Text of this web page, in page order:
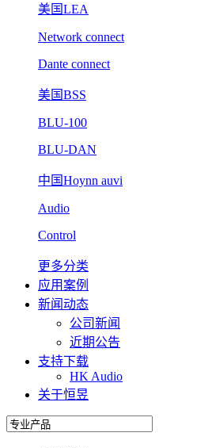
美国LEA
Network connect
Dante connect
美国BSS
BLU-100
BLU-DAN
中国Hoynn auvi
Audio
Control
更多分类
应用案例
新闻动态
公司新闻
近期公告
支持下载
HK Audio
关于恒昱